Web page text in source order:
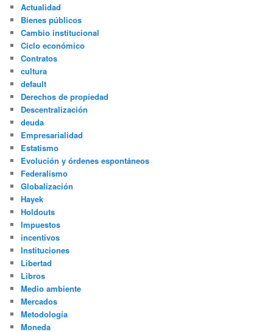
Actualidad
Bienes públicos
Cambio institucional
Ciclo económico
Contratos
cultura
default
Derechos de propiedad
Descentralización
deuda
Empresarialidad
Estatismo
Evolución y órdenes espontáneos
Federalismo
Globalización
Hayek
Holdouts
Impuestos
incentivos
Instituciones
Libertad
Libros
Medio ambiente
Mercados
Metodología
Moneda